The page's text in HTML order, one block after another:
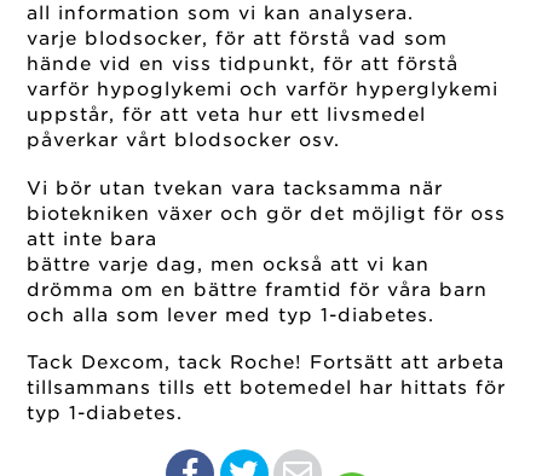
all information som vi kan analysera.
varje blodsocker, för att förstå vad som
hände vid en viss tidpunkt, för att förstå
varför hypoglykemi och varför hyperglykemi
uppstår, för att veta hur ett livsmedel
påverkar vårt blodsocker osv.
Vi bör utan tvekan vara tacksamma när
biotekniken växer och gör det möjligt för oss
att inte bara
bättre varje dag, men också att vi kan
drömma om en bättre framtid för våra barn
och alla som lever med typ 1-diabetes.
Tack Dexcom, tack Roche! Fortsätt att arbeta
tillsammans tills ett botemedel har hittats för
typ 1-diabetes.